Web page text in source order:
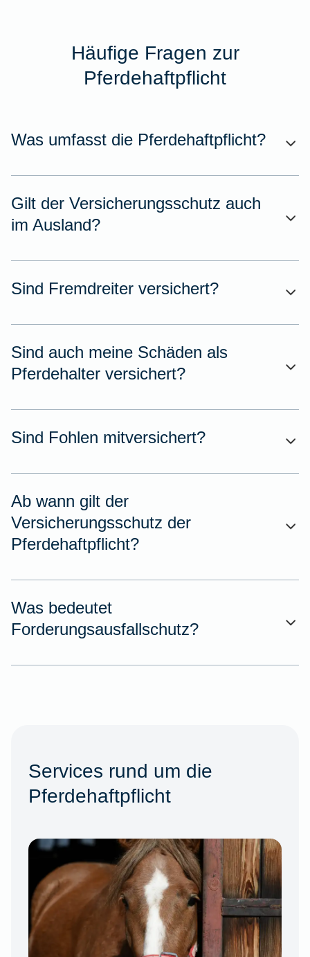
Häufige Fragen zur
Pferdehaftpflicht
Was umfasst die Pferdehaftpflicht?
Gilt der Versicherungsschutz auch
im Ausland?
Sind Fremdreiter versichert?
Sind auch meine Schäden als
Pferdehalter versichert?
Sind Fohlen mitversichert?
Ab wann gilt der
Versicherungsschutz der
Pferdehaftpflicht?
Was bedeutet
Forderungsausfallschutz?
Services rund um die
Pferdehaftpflicht